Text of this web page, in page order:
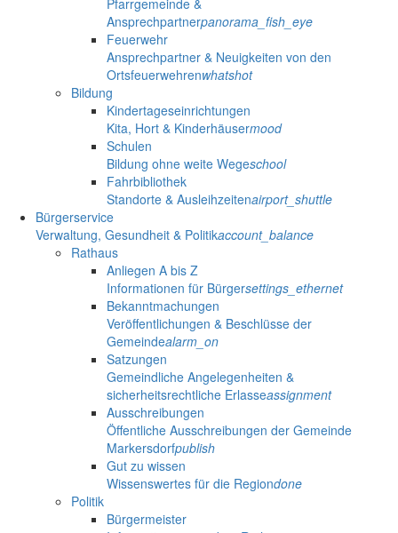
Pfarrgemeinde &
Ansprechpartnerpanorama_fish_eye
Feuerwehr
Ansprechpartner & Neuigkeiten von den
Ortsfeuerwehrenwhatshot
Bildung
Kindertageseinrichtungen
Kita, Hort & Kinderhäusermood
Schulen
Bildung ohne weite Wegeschool
Fahrbibliothek
Standorte & Ausleihzeitenairport_shuttle
Bürgerservice
Verwaltung, Gesundheit & Politikaccount_balance
Rathaus
Anliegen A bis Z
Informationen für Bürgersettings_ethernet
Bekanntmachungen
Veröffentlichungen & Beschlüsse der
Gemeindealarm_on
Satzungen
Gemeindliche Angelegenheiten &
sicherheitsrechtliche Erlasseassignment
Ausschreibungen
Öffentliche Ausschreibungen der Gemeinde
Markersdorfpublish
Gut zu wissen
Wissenswertes für die Regiondone
Politik
Bürgermeister